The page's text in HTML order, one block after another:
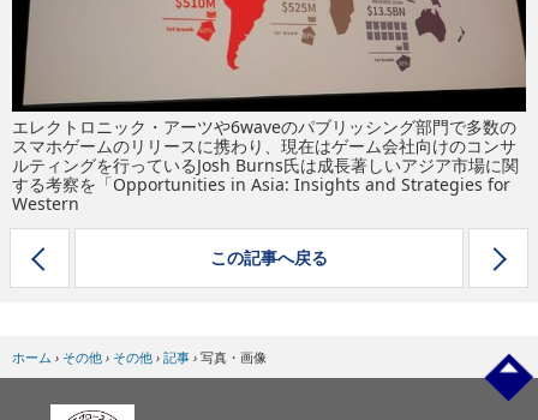
エレクトロニック・アーツや6waveのパブリッシング部門で多数の
スマホゲームのリリースに携わり、現在はゲーム会社向けのコンサ
ルティングを行っているJosh Burns氏は成長著しいアジア市場に関
する考察を「Opportunities in Asia: Insights and Strategies for
Western
この記事へ戻る
ホーム › その他 › その他 › 記事 › 写真・画像